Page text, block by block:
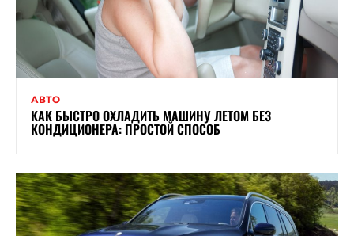
АВТО
КАК БЫСТРО ОХЛАДИТЬ МАШИНУ ЛЕТОМ БЕЗ
КОНДИЦИОНЕРА: ПРОСТОЙ СПОСОБ